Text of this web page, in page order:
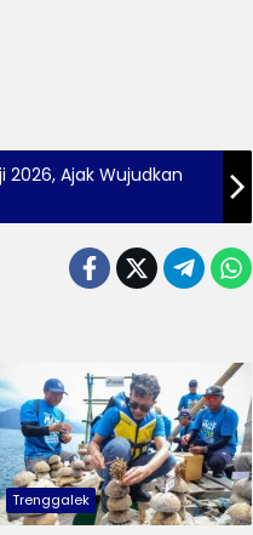
Ajak Wujudkan
Trenggalek